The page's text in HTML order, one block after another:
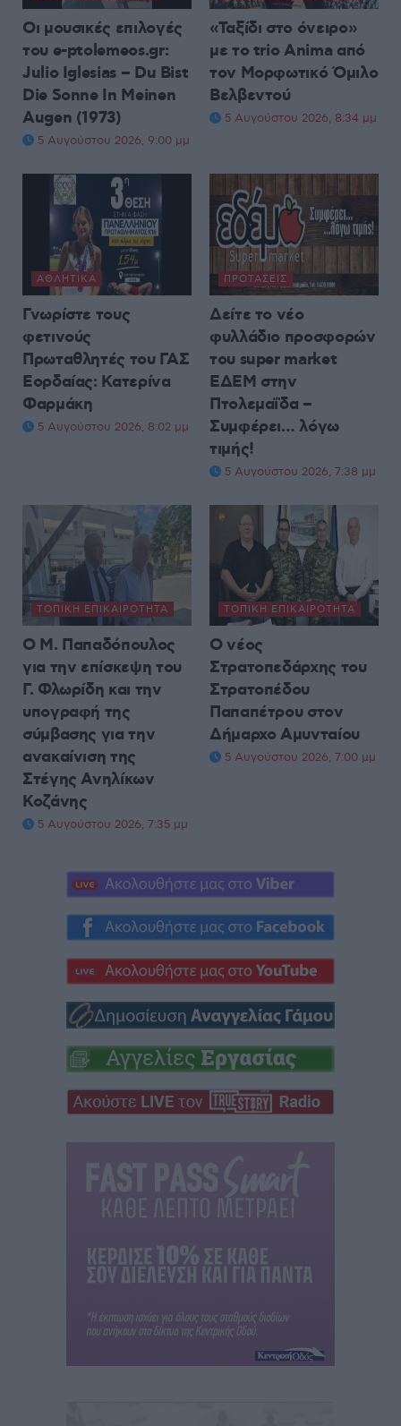
Οι μουσικές επιλογές
του e-ptolemeos.gr:
Julio Iglesias – Du Bist
Die Sonne In Meinen
Augen (1973)
5 Αυγούστου 2026, 9:00 μμ
«Ταξίδι στο όνειρο»
με το trio Anima από
τον Μορφωτικό Όμιλο
Βελβεντού
5 Αυγούστου 2026, 8:34 μμ
ΑΘΛΗΤΙΚΆ
Γνωρίστε τους
φετινούς
Πρωταθλητές του ΓΑΣ
Εορδαίας: Κατερίνα
Φαρμάκη
5 Αυγούστου 2026, 8:02 μμ
ΠΡΟΤΆΣΕΙΣ
Δείτε το νέο
φυλλάδιο προσφορών
του super market
ΕΔΕΜ στην
Πτολεμαΐδα –
Συμφέρει… λόγω
τιμής!
5 Αυγούστου 2026, 7:38 μμ
ΤΟΠΙΚΉ ΕΠΙΚΑΙΡΌΤΗΤΑ
Ο Μ. Παπαδόπουλος
για την επίσκεψη του
Γ. Φλωρίδη και την
υπογραφή της
σύμβασης για την
ανακαίνιση της
Στέγης Ανηλίκων
Κοζάνης
5 Αυγούστου 2026, 7:35 μμ
ΤΟΠΙΚΉ ΕΠΙΚΑΙΡΌΤΗΤΑ
Ο νέος
Στρατοπεδάρχης του
Στρατοπέδου
Παπαπέτρου στον
Δήμαρχο Αμυνταίου
5 Αυγούστου 2026, 7:00 μμ